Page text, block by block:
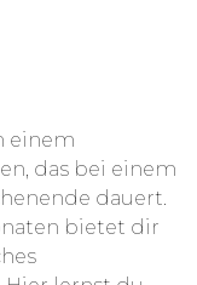
einem
das bei einem
dauert.
bietet dir